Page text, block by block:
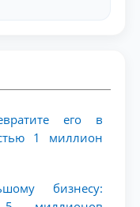
его в
1 миллион
бизнесу: